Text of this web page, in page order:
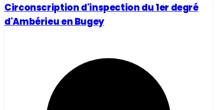
Circonscription d'inspection du 1er degré
d'Ambérieu en Bugey